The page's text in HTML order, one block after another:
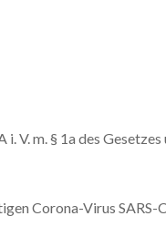
V. m. § 1a des
Corona-Virus SARS-